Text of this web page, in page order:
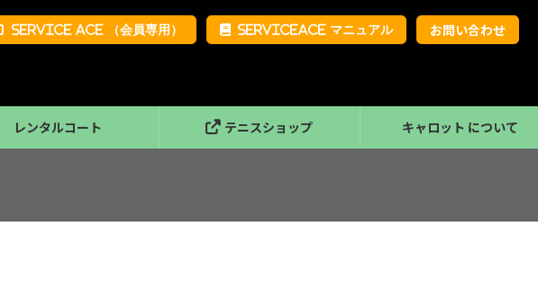
Service Ace （会員専用） ServiceAce マニュアル お問い合わせ
レンタルコート テニスショップ キャロット について
クール